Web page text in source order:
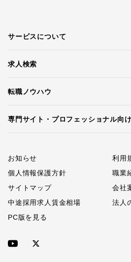
サービスについて
求人検索
転職ノウハウ
専門サイト・プロフェッショナル向け
お知らせ
利用
個人情報保護方針
職業
サイトマップ
会社
中途採用求人賃金相場
法人
PC版を見る